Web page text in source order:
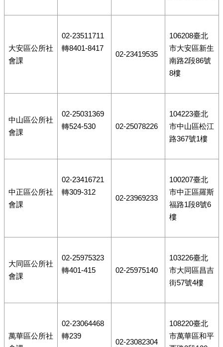
大安區公所社
會課
02-23511711
轉8401-8417
02-23419535
106208臺北
市大安區新生
南路2段86號
8樓
中山區公所社
會課
02-25031369
轉524-530
02-25078226
104223臺北
市中山區松江
路367號1樓
中正區公所社
會課
02-23416721
轉309-312
02-23969233
100207臺北
市中正區羅斯
福路1段8號6
樓
大同區公所社
會課
02-25975323
轉401-415
02-25975140
103226臺北
市大同區昌吉
街57號4樓
萬華區公所社
02-23064468
轉239
02-23082304
108220臺北
市萬華區和平